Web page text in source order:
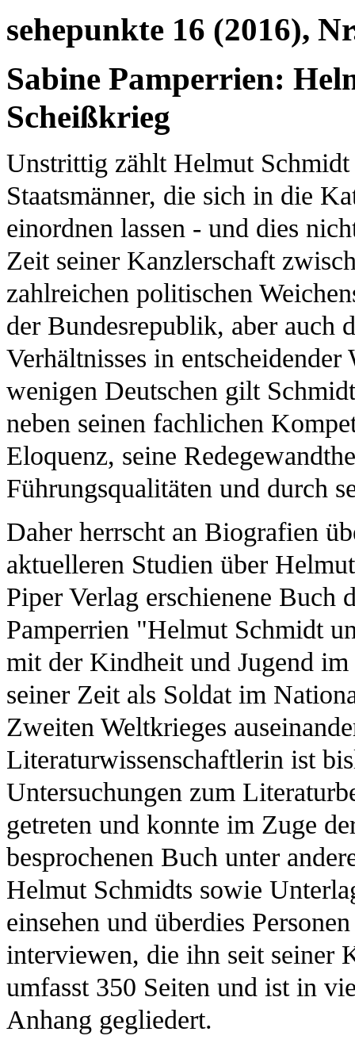
sehepunkte 16 (2016),
Sabine Pamperrien:
Scheißkrieg
Unstrittig zählt Helmut
Staatsmänner, die sich in die
einordnen lassen - und dies
Zeit seiner Kanzlerschaft
zahlreichen politischen
der Bundesrepublik, aber auch
Verhältnisses in
wenigen Deutschen gilt
neben seinen fachlichen
Eloquenz, seine
Führungsqualitäten und durch
Daher herrscht an Biografien
aktuelleren Studien über
Piper Verlag erschienene Buch
Pamperrien "Helmut Schmidt
mit der Kindheit und Jugend
seiner Zeit als Soldat im
Zweiten Weltkrieges
Literaturwissenschaftlerin ist
Untersuchungen zum
getreten und konnte im Zuge
besprochenen Buch unter
Helmut Schmidts sowie
einsehen und überdies
interviewen, die ihn seit seiner
umfasst 350 Seiten und ist in
Anhang gegliedert.